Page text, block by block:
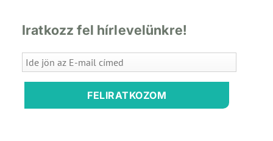
Iratkozz fel hírlevelünkre!
FELIRATKOZOM